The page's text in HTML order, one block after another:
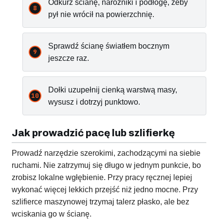
Odkurz ścianę, narożniki i podłogę, żeby
pył nie wrócił na powierzchnię.
Sprawdź ścianę światłem bocznym
jeszcze raz.
Dołki uzupełnij cienką warstwą masy,
wysusz i dotrzyj punktowo.
Jak prowadzić pacę lub szlifierkę
Prowadź narzędzie szerokimi, zachodzącymi na siebie
ruchami. Nie zatrzymuj się długo w jednym punkcie, bo
zrobisz lokalne wgłębienie. Przy pracy ręcznej lepiej
wykonać więcej lekkich przejść niż jedno mocne. Przy
szlifierce maszynowej trzymaj talerz płasko, ale bez
wciskania go w ścianę.